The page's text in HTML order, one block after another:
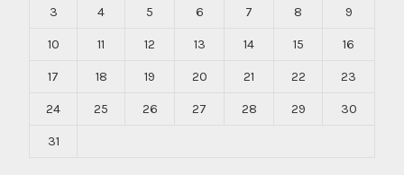
3 4 5 6 7 8 9
10 11 12 13 14 15 16
17 18 19 20 21 22 23
24 25 26 27 28 29 30
31